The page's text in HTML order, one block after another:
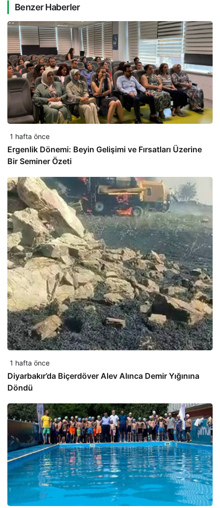
Benzer Haberler
1 hafta önce
Ergenlik Dönemi: Beyin Gelişimi ve Fırsatları Üzerine
Bir Seminer Özeti
1 hafta önce
Diyarbakır’da Biçerdöver Alev Alınca Demir Yığınına
Döndü